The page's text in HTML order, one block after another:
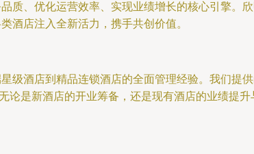
质、优化运营效率、实现业绩增长的核心引擎。
酒店注入全新活力，携手共创价值。
级酒店到精品连锁酒店的全面管理经验。我们提
论是新酒店的开业筹备，还是现有酒店的业绩提